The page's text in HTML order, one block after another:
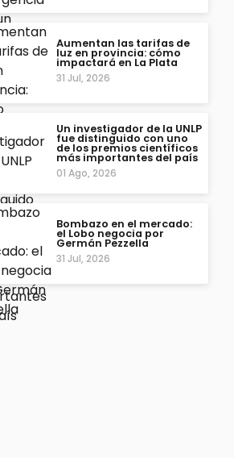
Aumentan las tarifas de
luz en provincia: cómo
impactará en La Plata
31 Jul, 2026
Un investigador de la UNLP
fue distinguido con uno
de los premios científicos
más importantes del país
01 Ago, 2026
Bombazo en el mercado:
el Lobo negocia por
Germán Pezzella
31 Jul, 2026